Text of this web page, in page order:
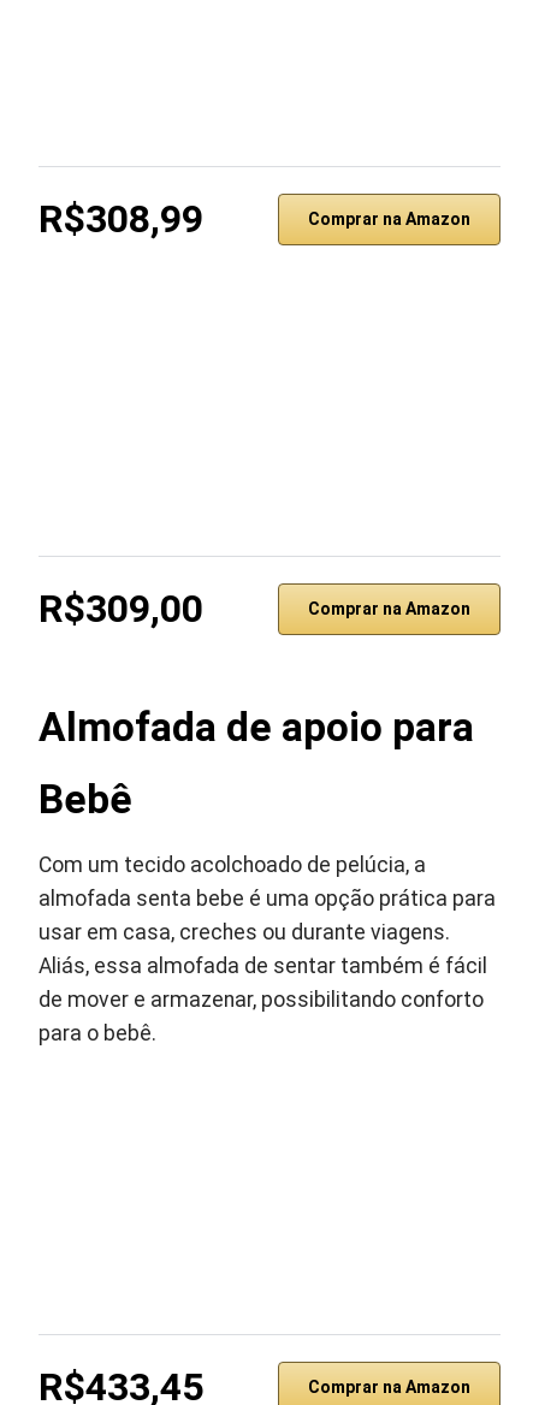
R$308,99 Comprar na Amazon
R$309,00 Comprar na Amazon
Almofada de apoio para
Bebê
Com um tecido acolchoado de pelúcia, a
almofada senta bebe é uma opção prática para
usar em casa, creches ou durante viagens.
Aliás, essa almofada de sentar também é fácil
de mover e armazenar, possibilitando conforto
para o bebê.
R$433,45 Comprar na Amazon